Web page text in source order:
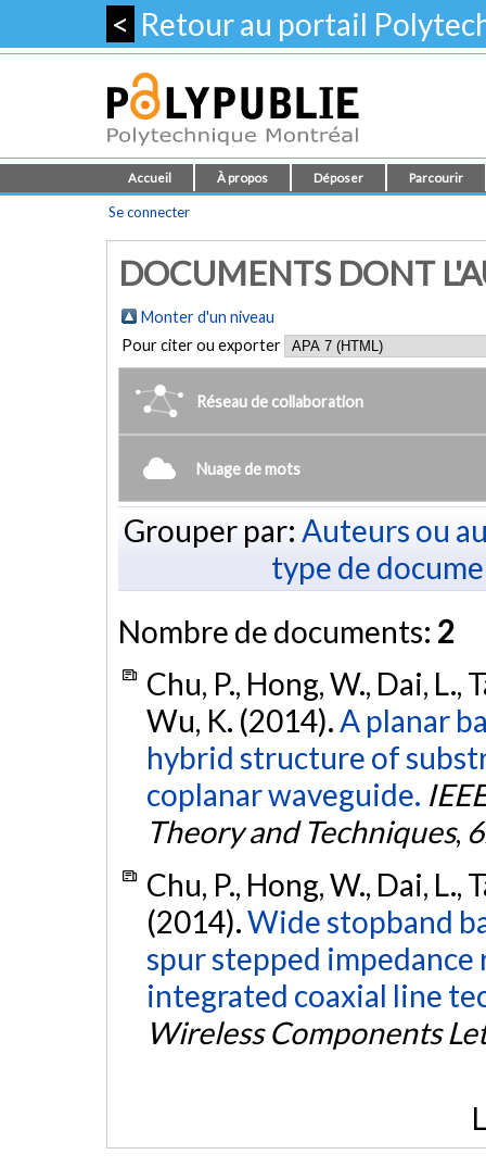
< Retour au portail
Accueil À propos Déposer Parcourir
Se connecter
DOCUMENTS DONT
Monter d'un niveau
Pour citer ou exporter
Réseau de collaboration
Nuage de mots
Grouper par: Auteurs ou
type de
Nombre de documents: 2
Chu, P., Hong, W., Dai, L.,
Wu, K. (2014).A planar
hybrid structure of
coplanar waveguide.
Theory and Techniques,
Chu, P., Hong, W., Dai, L.,
(2014).Wide stopband
spur stepped
integrated coaxial line
Wireless Components